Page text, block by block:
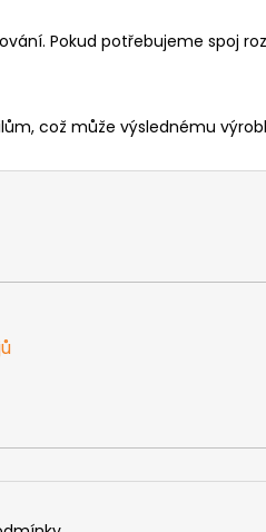
Pokud potřebujeme spoj
což může výslednému